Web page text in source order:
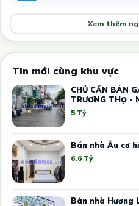
Xem thêm
Tin mới cùng khu vực
CHỦ CẦN BÁN
TRƯƠNG THỌ -
12 TRIỆU
5 Tỷ
Bán nhà Âu cơ
6.6 Tỷ
Bán nhà Hương